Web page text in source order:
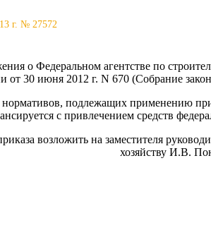
г. № 27572
о Федеральном агентстве по
от 30 июня 2012 г. N 670 (Собрание
подлежащих применению при
с привлечением средств
возложить на заместителя
хозяйству И.В.